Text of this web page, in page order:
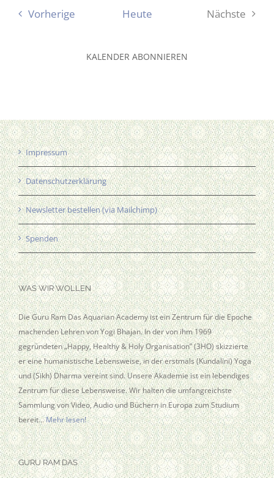
VorherigeVeranstaltungen
Heute
Nächste
KALENDER ABONNIEREN
Impressum
Datenschutzerklärung
Newsletter bestellen (via Mailchimp)
Spenden
WAS WIR WOLLEN
Die Guru Ram Das Aquarian Academy ist ein Zentrum für die Epoche
machenden Lehren von Yogi Bhajan. In der von ihm 1969
gegründeten „Happy, Healthy & Holy Organisation” (3HO) skizzierte
er eine humanistische Lebensweise, in der erstmals (Kundalini) Yoga
und (Sikh) Dharma vereint sind. Unsere Akademie ist ein lebendiges
Zentrum für diese Lebensweise. Wir halten die umfangreichste
Sammlung von Video, Audio und Büchern in Europa zum Studium
bereit…Mehr lesen!
GURU RAM DAS